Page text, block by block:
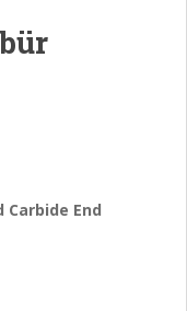
Carbide End